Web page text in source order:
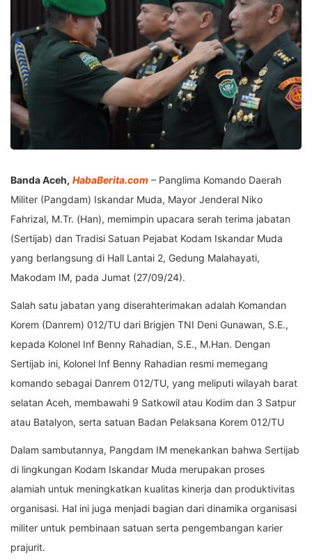
Banda Aceh, HabaBerita.com – Panglima Komando Daerah
Militer (Pangdam) Iskandar Muda, Mayor Jenderal Niko
Fahrizal, M.Tr. (Han), memimpin upacara serah terima jabatan
(Sertijab) dan Tradisi Satuan Pejabat Kodam Iskandar Muda
yang berlangsung di Hall Lantai 2, Gedung Malahayati,
Makodam IM, pada Jumat (27/09/24).
Salah satu jabatan yang diserahterimakan adalah Komandan
Korem (Danrem) 012/TU dari Brigjen TNI Deni Gunawan, S.E.,
kepada Kolonel Inf Benny Rahadian, S.E., M.Han. Dengan
Sertijab ini, Kolonel Inf Benny Rahadian resmi memegang
komando sebagai Danrem 012/TU, yang meliputi wilayah barat
selatan Aceh, membawahi 9 Satkowil atau Kodim dan 3 Satpur
atau Batalyon, serta satuan Badan Pelaksana Korem 012/TU
Dalam sambutannya, Pangdam IM menekankan bahwa Sertijab
di lingkungan Kodam Iskandar Muda merupakan proses
alamiah untuk meningkatkan kualitas kinerja dan produktivitas
organisasi. Hal ini juga menjadi bagian dari dinamika organisasi
militer untuk pembinaan satuan serta pengembangan karier
prajurit.